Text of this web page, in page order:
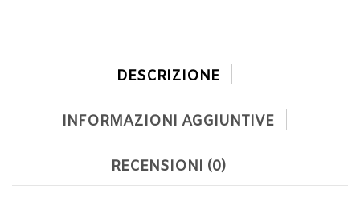
DESCRIZIONE
INFORMAZIONI AGGIUNTIVE
RECENSIONI (0)